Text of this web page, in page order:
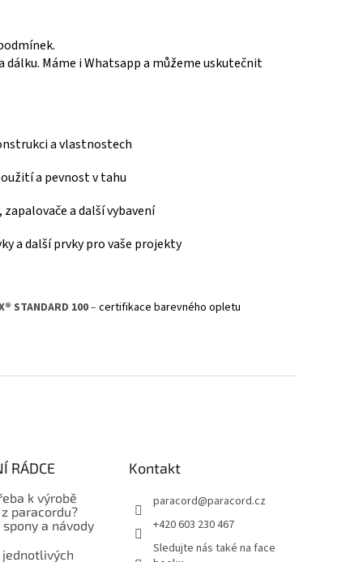
dálku. Máme i Whatsapp a můžeme uskutečnit
a vlastnostech
a pevnost v tahu
a další vybavení
a další prvky pro vaše projekty
STANDARD 100–certifikace barevného opletu
RÁDCE
k výrobě
paracordu?
a návody
Kontakt
paracord@paracord.cz
+420 603 230 467
Sledujte nás také na face